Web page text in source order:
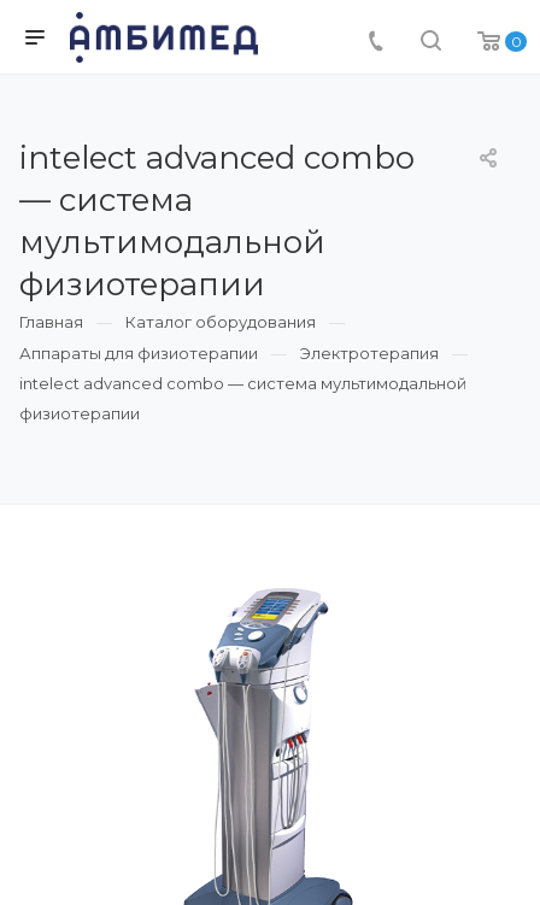
0
intelect advanced combo
— система
мультимодальной
физиотерапии
Главная
Каталог оборудования
Аппараты для физиотерапии
Электротерапия
intelect advanced combo — система мультимодальной
физиотерапии